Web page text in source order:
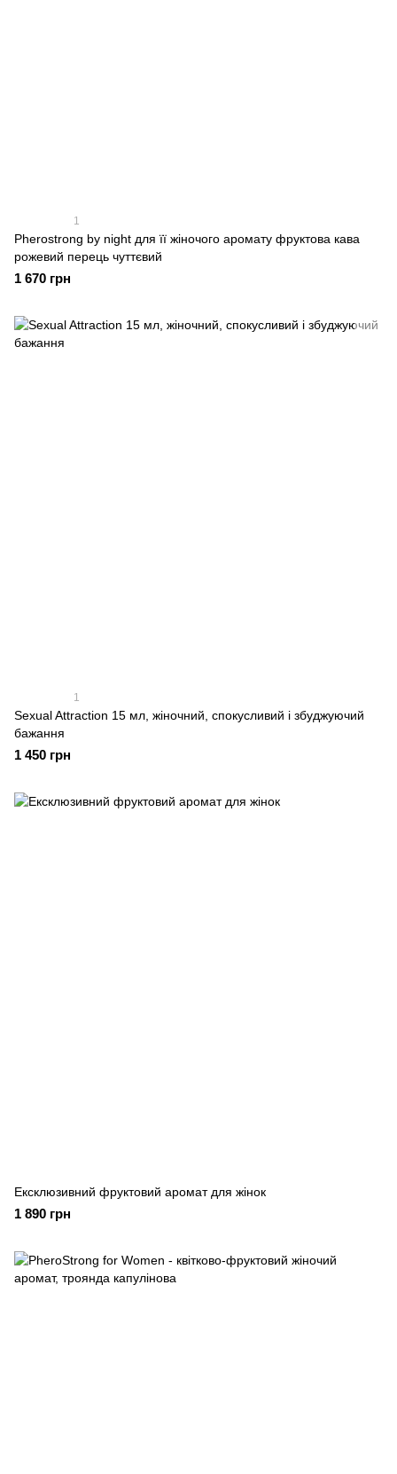
1
Pherostrong by night для її жіночого аромату фруктова кава
рожевий перець чуттєвий
1 670 грн
1
Sexual Attraction 15 мл, жіночний, спокусливий і збуджуючий
бажання
1 450 грн
Ексклюзивний фруктовий аромат для жінок
1 890 грн